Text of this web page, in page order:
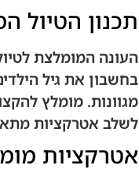
תכנון הטיול
העונה המומלצת
בחשבון את גיל
מגוונות. מומלץ
לשלב אטרקציות
אטרקציות